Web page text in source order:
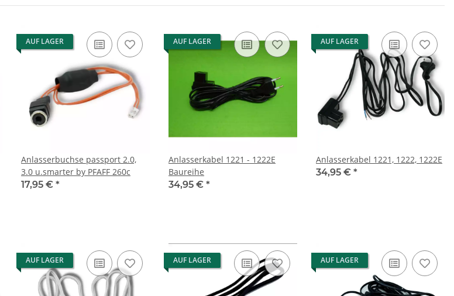
AUF LAGER
Anlasserbuchse passport 2.0,
3.0 u.smarter by PFAFF 260c
17,95 € *
AUF LAGER
Anlasserkabel 1221 - 1222E
Baureihe
34,95 € *
AUF LAGER
Anlasserkabel 1221, 1222, 1222E
34,95 € *
AUF LAGER AUF LAGER AUF LAGER